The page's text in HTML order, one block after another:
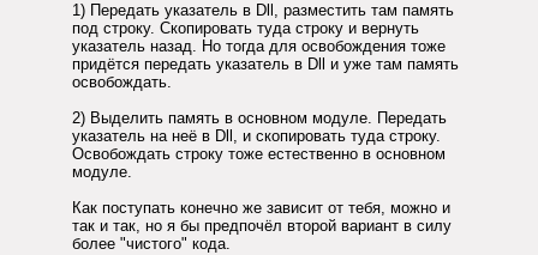
1) Передать указатель в Dll, разместить там память
под строку. Скопировать туда строку и вернуть
указатель назад. Но тогда для освобождения тоже
придётся передать указатель в Dll и уже там память
освобождать.
2) Выделить память в основном модуле. Передать
указатель на неё в Dll, и скопировать туда строку.
Освобождать строку тоже естественно в основном
модуле.
Как поступать конечно же зависит от тебя, можно и
так и так, но я бы предпочёл второй вариант в силу
более "чистого" кода.